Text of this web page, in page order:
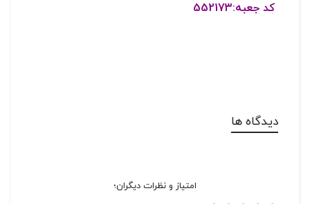
کد جعبه:552173
دیدگاه ها
امتیاز و نظرات دیگران؛